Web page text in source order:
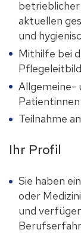
aktuellen
und
Mithilfe bei
Allgemeine-
Teilnahme
Ihr Profil
Sie haben
oder
und